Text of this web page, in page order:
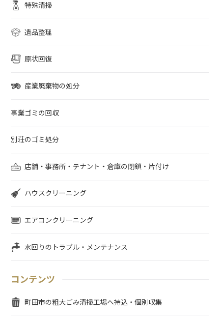
特殊清掃
遺品整理
原状回復
産業廃棄物の処分
事業ゴミの回収
別荘のゴミ処分
店舗・事務所・テナント・倉庫の閉鎖・片付け
ハウスクリーニング
エアコンクリーニング
水回りのトラブル・メンテナンス
コンテンツ
町田市の粗大ごみ清掃工場へ持込・個別収集